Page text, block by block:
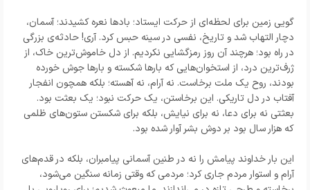
گویی زمین برای لحظه‌ای از حرکت ایستاد؛ بادها نعره کشیدند؛ آسمان،
دچار التهاب شد و تاریخ، نفسی در سینه حبس کرد. آری! حادثه‌ی بزرگی
در راه بود؛ هرچند آن روز رمزگشایی نکردیم. از دل خاموش‌ترین خاک، از
ژرف‌ترین درد، از استخوان‌هایی که بارها شکسته و بارها جوش خورده
بودند، روح یک ملت برخاست. نه آرام، نه آهسته؛ بلکه همچون انفجار
آفتاب در دل تاریکی. این برخاستن، یک حرکت نبود؛ یک بعثت بود.
بعثتی نه برای دعا، نه برای نیایش، بلکه برای شکستن ستون‌های ظلمی
که هزار سال بود بر دوش بشر آوار شده بود.
این بار خداوند پیامش را نه در طنین آسمانی پیامبران، بلکه در قدم‌های
آرام و استوار مردم جاری کرد؛ مردمی که وقتی زمانه سنگین می‌شود،